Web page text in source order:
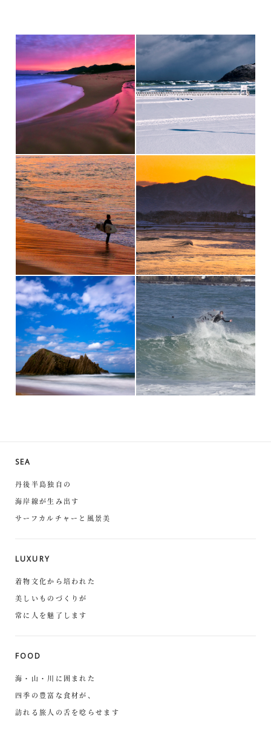
SEA
丹後半島独自の
海岸線が生み出す
サーフカルチャーと風景美
LUXURY
着物文化から培われた
美しいものづくりが
常に人を魅了します
FOOD
海・山・川に囲まれた
四季の豊富な食材が、
訪れる旅人の舌を唸らせます